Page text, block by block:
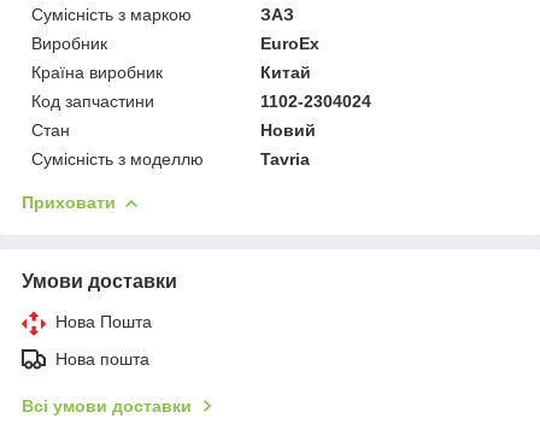
Сумісність з маркою
ЗАЗ
Виробник
EuroEx
Країна виробник
Китай
Код запчастини
1102-2304024
Стан
Новий
Сумісність з моделлю
Tavria
Приховати
Умови доставки
Нова Пошта
Нова пошта
Всі умови доставки